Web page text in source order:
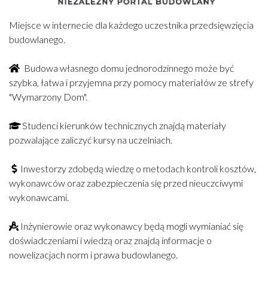
Miejsce w internecie dla każdego uczestnika przedsięwzięcia
budowlanego.
Budowa własnego domu jednorodzinnego może być
szybka, łatwa i przyjemna przy pomocy materiałów ze strefy
"Wymarzony Dom".
Studenci kierunków technicznych znajdą materiały
pozwalające zaliczyć kursy na uczelniach.
Inwestorzy zdobędą wiedzę o metodach kontroli kosztów,
wykonawców oraz zabezpieczenia się przed nieuczciwymi
wykonawcami.
Inżynierowie oraz wykonawcy będą mogli wymianiać się
doświadczeniami i wiedzą oraz znajdą informacje o
nowelizacjach norm i prawa budowlanego.